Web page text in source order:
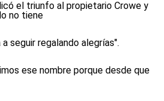
el triunfo al propietario Crowe y
no tiene
seguir regalando alegrías".
ese nombre porque desde que